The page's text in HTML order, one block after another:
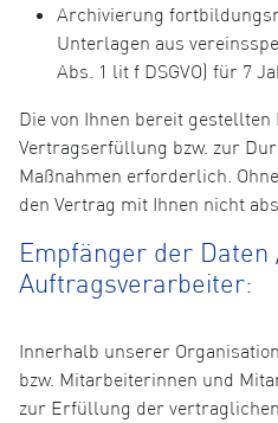
Archivierung
Unterlagen aus
Abs. 1 lit f DSGVO) für 7
Die von Ihnen bereit gestellten
Vertragserfüllung bzw. zur
Maßnahmen erforderlich.
den Vertrag mit Ihnen nicht
Empfänger der Daten
Auftragsverarbeiter:
Innerhalb unserer
bzw. Mitarbeiterinnen und
zur Erfüllung der